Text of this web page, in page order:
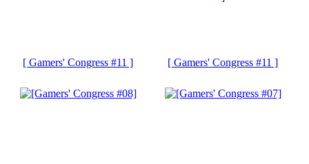
[ Gamers' Congress #11 ] [ Gamers' Congress #11 ]